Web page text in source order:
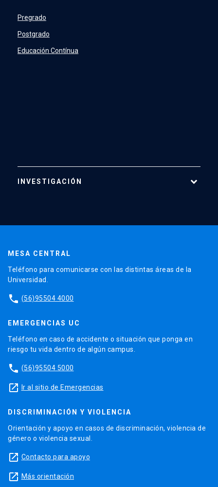
Académicos
Profesionales y Administrativos
Estudiantes
Pregrado
Postgrado
Educación Contínua
INVESTIGACIÓN
Centros
Proyectos
Laboratorios
MESA CENTRAL
Teléfono para comunicarse con las distintas áreas de la
Universidad.
phone (56)95504 4000
EMERGENCIAS UC
Teléfono en caso de accidente o situación que ponga en
riesgo tu vida dentro de algún campus.
phone (56)95504 5000
launch Ir al sitio de Emergencias
DISCRIMINACIÓN Y VIOLENCIA
Orientación y apoyo en casos de discriminación, violencia de
género o violencia sexual.
launch Contacto para apoyo
launch Más orientación